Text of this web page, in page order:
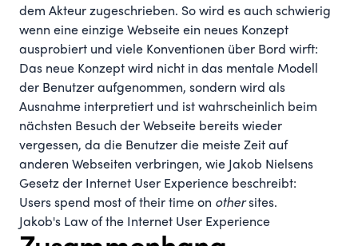
dem Akteur zugeschrieben. So wird es auch schwierig
wenn eine einzige Webseite ein neues Konzept
ausprobiert und viele Konventionen über Bord wirft:
Das neue Konzept wird nicht in das mentale Modell
der Benutzer aufgenommen, sondern wird als
Ausnahme interpretiert und ist wahrscheinlich beim
nächsten Besuch der Webseite bereits wieder
vergessen, da die Benutzer die meiste Zeit auf
anderen Webseiten verbringen, wie Jakob Nielsens
Gesetz der Internet User Experience beschreibt:
Users spend most of their time on othersites.
Jakob's Law of the Internet User Experience